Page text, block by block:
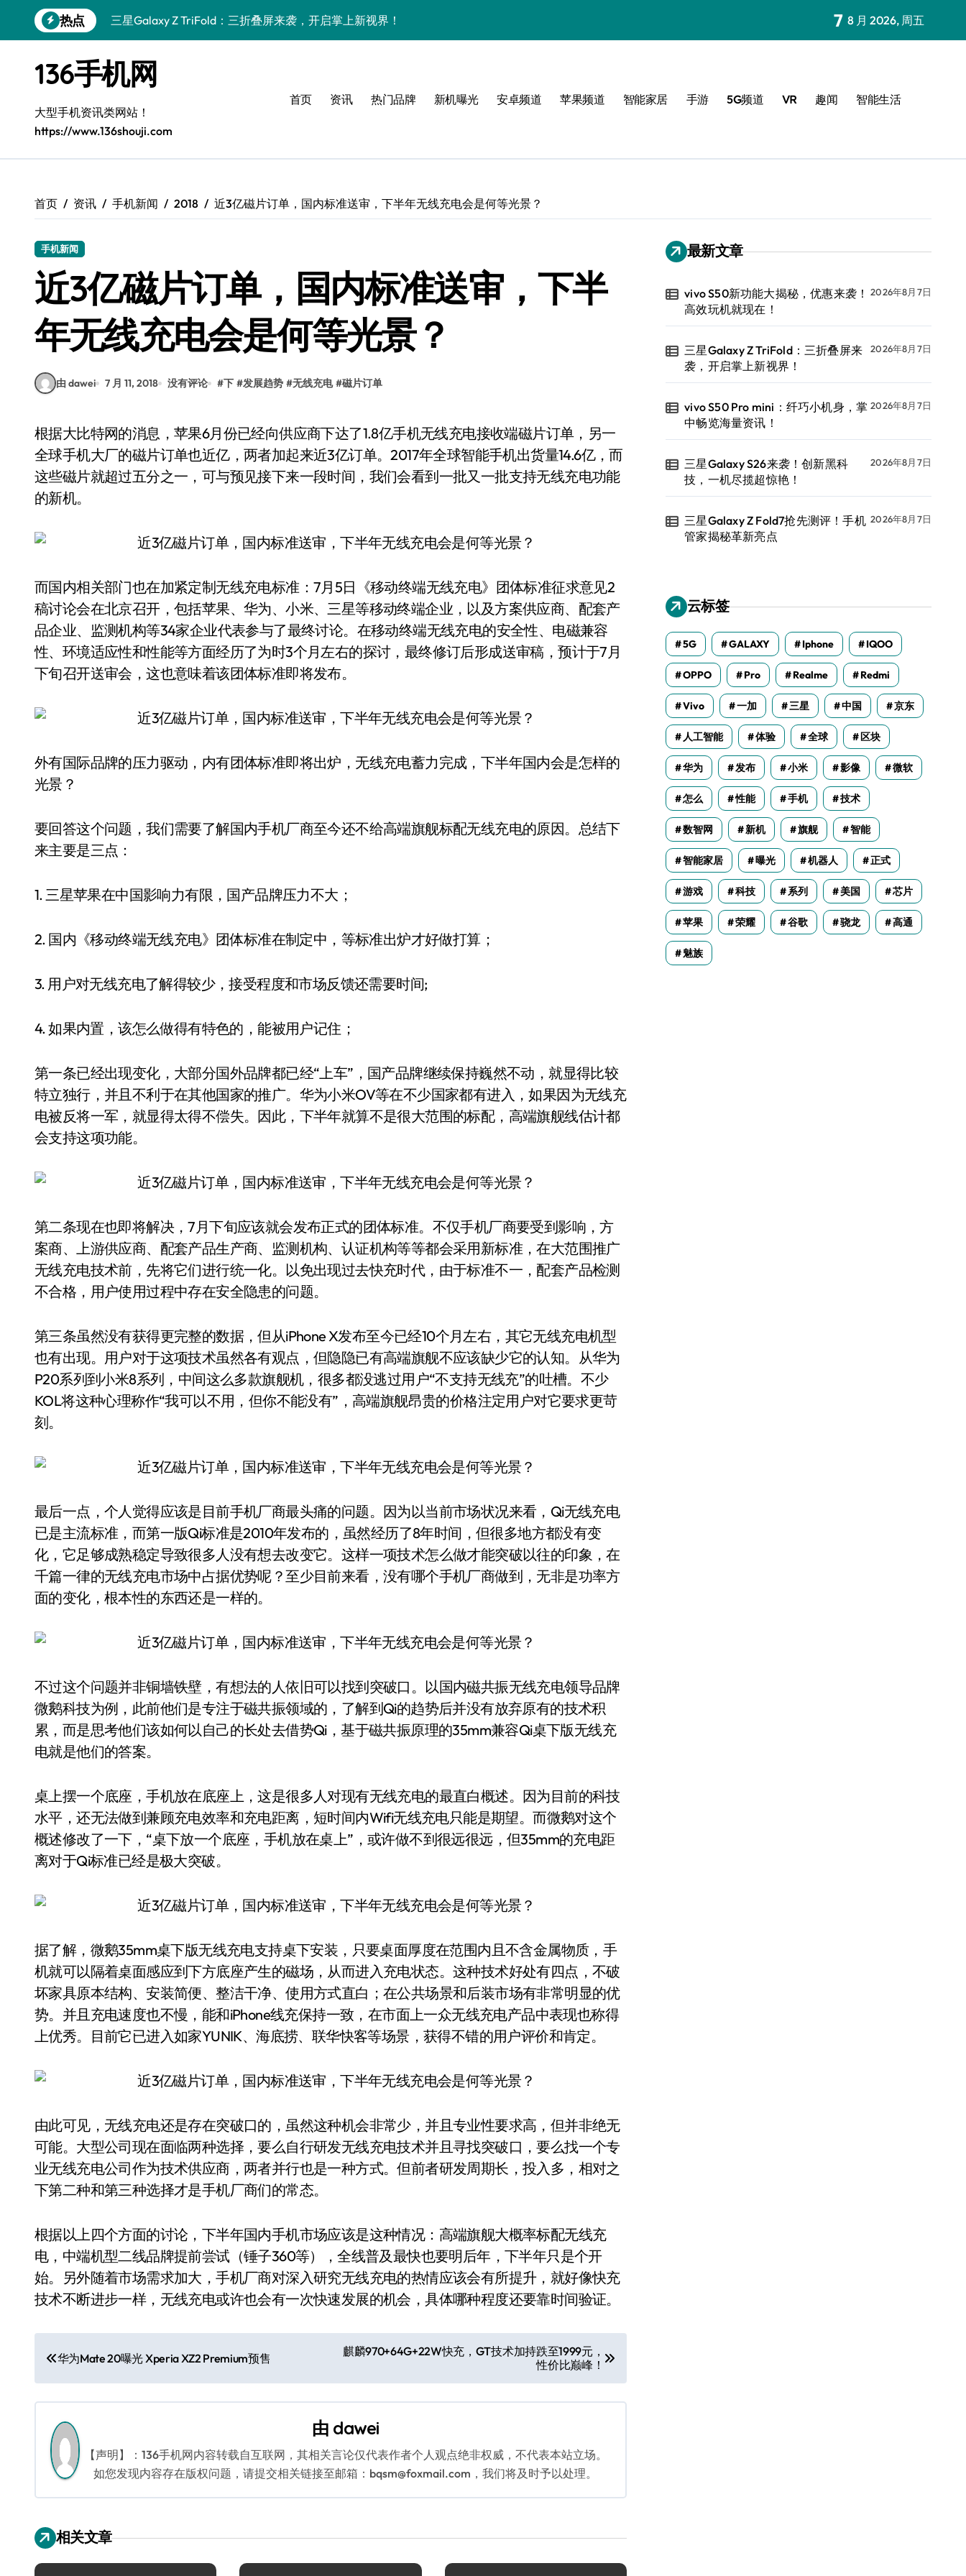
到
热点
三星Galaxy Z TriFold：三折叠屏来袭，开启掌上新视界！
三星Galaxy S26来袭！创新黑科技，一机尽揽超惊艳！
三星Galaxy Z Fold7抢先测评！手机管家揭秘革新亮点
小米17 Pro来袭！实用功能大揭秘，抢先一睹为快！
S25 Ultra颜值封神！定制主题潮爆登场
S26+颜值暴击！机皇美学全解密
vivo S50新功能大揭秘，优惠来袭！高效玩机就现在！
7 8 月 2026, 周五
136手机网
大型手机资讯类网站！
https://www.136shouji.com
首页 资讯 热门品牌 新机曝光 安卓频道 苹果频道 智能家居 手游 5G频道 VR 趣闻 智能生活
首页 资讯 手机新闻 2018 近3亿磁片订单，国内标准送审，下半年无线充电会是何等光景？
手机新闻
近3亿磁片订单，国内标准送审，下半
年无线充电会是何等光景？
由 dawei 7 月 11, 2018 没有评论 #下 #发展趋势 #无线充电 #磁片订单
根据大比特网的消息，苹果6月份已经向供应商下达了1.8亿手机无线充电接收端磁片订单，另一
全球手机大厂的磁片订单也近亿，两者加起来近3亿订单。2017年全球智能手机出货量14.6亿，而
这些磁片就超过五分之一，可与预见接下来一段时间，我们会看到一批又一批支持无线充电功能
的新机。
而国内相关部门也在加紧定制无线充电标准：7月5日《移动终端无线充电》团体标准征求意见2
稿讨论会在北京召开，包括苹果、华为、小米、三星等移动终端企业，以及方案供应商、配套产
品企业、监测机构等34家企业代表参与了最终讨论。在移动终端无线充电的安全性、电磁兼容
性、环境适应性和性能等方面经历了为时3个月左右的探讨，最终修订后形成送审稿，预计于7月
下旬召开送审会，这也意味着该团体标准即将发布。
外有国际品牌的压力驱动，内有团体标准即将出炉，无线充电蓄力完成，下半年国内会是怎样的
光景？
要回答这个问题，我们需要了解国内手机厂商至今还不给高端旗舰标配无线充电的原因。总结下
来主要是三点：
1. 三星苹果在中国影响力有限，国产品牌压力不大；
2. 国内《移动终端无线充电》团体标准在制定中，等标准出炉才好做打算；
3. 用户对无线充电了解得较少，接受程度和市场反馈还需要时间;
4. 如果内置，该怎么做得有特色的，能被用户记住；
第一条已经出现变化，大部分国外品牌都已经“上车”，国产品牌继续保持巍然不动，就显得比较
特立独行，并且不利于在其他国家的推广。华为小米OV等在不少国家都有进入，如果因为无线充
电被反将一军，就显得太得不偿失。因此，下半年就算不是很大范围的标配，高端旗舰线估计都
会支持这项功能。
第二条现在也即将解决，7月下旬应该就会发布正式的团体标准。不仅手机厂商要受到影响，方
案商、上游供应商、配套产品生产商、监测机构、认证机构等等都会采用新标准，在大范围推广
无线充电技术前，先将它们进行统一化。以免出现过去快充时代，由于标准不一，配套产品检测
不合格，用户使用过程中存在安全隐患的问题。
第三条虽然没有获得更完整的数据，但从iPhone X发布至今已经10个月左右，其它无线充电机型
也有出现。用户对于这项技术虽然各有观点，但隐隐已有高端旗舰不应该缺少它的认知。从华为
P20系列到小米8系列，中间这么多款旗舰机，很多都没逃过用户“不支持无线充”的吐槽。不少
KOL将这种心理称作“我可以不用，但你不能没有”，高端旗舰昂贵的价格注定用户对它要求更苛
刻。
最后一点，个人觉得应该是目前手机厂商最头痛的问题。因为以当前市场状况来看，Qi无线充电
已是主流标准，而第一版Qi标准是2010年发布的，虽然经历了8年时间，但很多地方都没有变
化，它足够成熟稳定导致很多人没有想去改变它。这样一项技术怎么做才能突破以往的印象，在
千篇一律的无线充电市场中占据优势呢？至少目前来看，没有哪个手机厂商做到，无非是功率方
面的变化，根本性的东西还是一样的。
不过这个问题并非铜墙铁壁，有想法的人依旧可以找到突破口。以国内磁共振无线充电领导品牌
微鹅科技为例，此前他们是专注于磁共振领域的，了解到Qi的趋势后并没有放弃原有的技术积
累，而是思考他们该如何以自己的长处去借势Qi，基于磁共振原理的35mm兼容Qi桌下版无线充
电就是他们的答案。
桌上摆一个底座，手机放在底座上，这是很多人对现有无线充电的最直白概述。因为目前的科技
水平，还无法做到兼顾充电效率和充电距离，短时间内Wifi无线充电只能是期望。而微鹅对这个
概述修改了一下，“桌下放一个底座，手机放在桌上”，或许做不到很远很远，但35mm的充电距
离对于Qi标准已经是极大突破。
据了解，微鹅35mm桌下版无线充电支持桌下安装，只要桌面厚度在范围内且不含金属物质，手
机就可以隔着桌面感应到下方底座产生的磁场，从而进入充电状态。这种技术好处有四点，不破
坏家具原本结构、安装简便、整洁干净、使用方式直白；在公共场景和后装市场有非常明显的优
势。并且充电速度也不慢，能和iPhone线充保持一致，在市面上一众无线充电产品中表现也称得
上优秀。目前它已进入如家YUNIK、海底捞、联华快客等场景，获得不错的用户评价和肯定。
由此可见，无线充电还是存在突破口的，虽然这种机会非常少，并且专业性要求高，但并非绝无
可能。大型公司现在面临两种选择，要么自行研发无线充电技术并且寻找突破口，要么找一个专
业无线充电公司作为技术供应商，两者并行也是一种方式。但前者研发周期长，投入多，相对之
下第二种和第三种选择才是手机厂商们的常态。
根据以上四个方面的讨论，下半年国内手机市场应该是这种情况：高端旗舰大概率标配无线充
电，中端机型二线品牌提前尝试（锤子360等），全线普及最快也要明后年，下半年只是个开
始。另外随着市场需求加大，手机厂商对深入研究无线充电的热情应该会有所提升，就好像快充
技术不断进步一样，无线充电或许也会有一次快速发展的机会，具体哪种程度还要靠时间验证。
文
章
导
航
华为Mate 20曝光 Xperia XZ2 Premium预售
麒麟970+64G+22W快充，GT技术加持跌至1999元，
性价比巅峰！
由 dawei
【声明】：136手机网内容转载自互联网，其相关言论仅代表作者个人观点绝非权威，不代表本站立场。
如您发现内容存在版权问题，请提交相关链接至邮箱：bqsm@foxmail.com，我们将及时予以处理。
相关文章
最新文章
vivo S50新功能大揭秘，优惠来袭！
高效玩机就现在！
2026年8月7日
三星Galaxy Z TriFold：三折叠屏来
袭，开启掌上新视界！
2026年8月7日
vivo S50 Pro mini：纤巧小机身，掌
中畅览海量资讯！
2026年8月7日
三星Galaxy S26来袭！创新黑科
技，一机尽揽超惊艳！
2026年8月7日
三星Galaxy Z Fold7抢先测评！手机
管家揭秘革新亮点
2026年8月7日
云标签
5G GALAXY Iphone IQOO
OPPO Pro Realme Redmi
Vivo 一加 三星 中国 京东
人工智能 体验 全球 区块
华为 发布 小米 影像 微软
怎么 性能 手机 技术
数智网 新机 旗舰 智能
智能家居 曝光 机器人 正式
游戏 科技 系列 美国 芯片
苹果 荣耀 谷歌 骁龙 高通
魅族